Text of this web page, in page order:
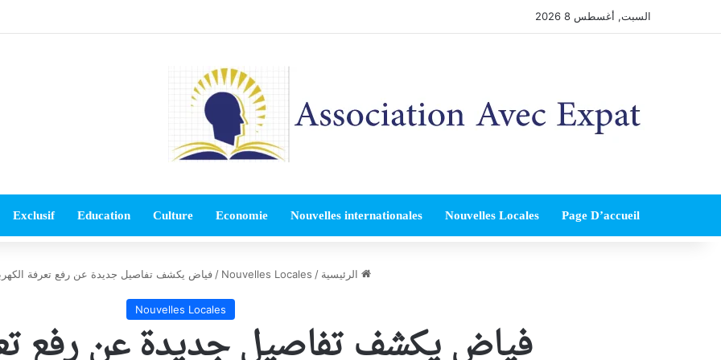
السبت, أغسطس 8 2026
Page D’accueil
Nouvelles Locales
Nouvelles internationales
Economie
Culture
Education
Exclusif
الرئيسية /
Nouvelles Locales
/ فياض يكشف تفاصيل جديدة عن رفع تعرفة
Nouvelles Locales
فياض يكشف تفاصيل جديدة عن رفع